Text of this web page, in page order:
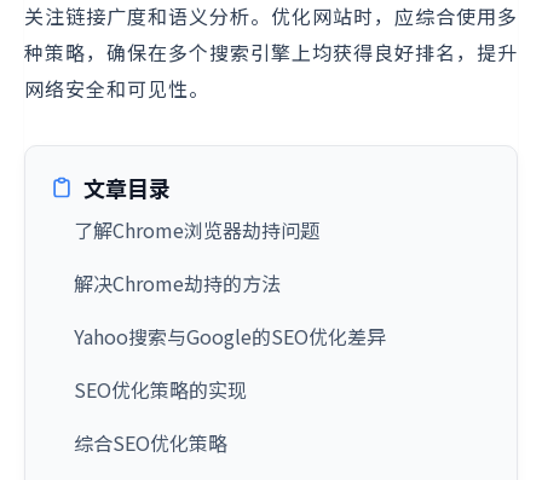
关注链接广度和语义分析。优化网站时，应综合使用多
种策略，确保在多个搜索引擎上均获得良好排名，提升
网络安全和可见性。
文章目录
了解Chrome浏览器劫持问题
解决Chrome劫持的方法
Yahoo搜索与Google的SEO优化差异
SEO优化策略的实现
综合SEO优化策略